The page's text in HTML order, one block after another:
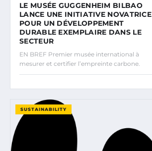
LE MUSÉE GUGGENHEIM BILBAO
LANCE UNE INITIATIVE NOVATRICE
POUR UN DÉVELOPPEMENT
DURABLE EXEMPLAIRE DANS LE
SECTEUR
EN BREF Premier musée international à
mesurer et certifier l’empreinte carbone.
SUSTAINABILITY